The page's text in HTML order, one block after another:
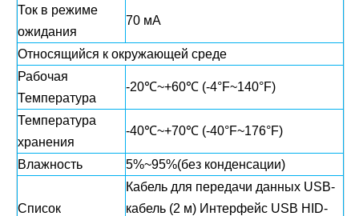
Ток в режиме
ожидания
70 мА
Относящийся к окружающей среде
Рабочая
Температура
-20℃~+60℃ (-4°F~140°F)
Температура
хранения
-40℃~+70℃ (-40°F~176°F)
Влажность 5%~95%(без конденсации)
Список
Кабель для передачи данных USB-
кабель (2 м) Интерфейс USB HID-